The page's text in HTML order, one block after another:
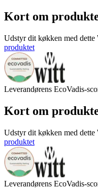
Kort om
Udstyr dit køkken med
produktet
Leverandørens EcoVadis-
Kort om
Udstyr dit køkken med
produktet
Leverandørens EcoVadis-